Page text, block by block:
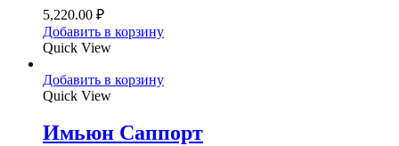
5,220.00 ₽
Добавить в корзину
Quick View
Добавить в корзину
Quick View
Имьюн Саппорт